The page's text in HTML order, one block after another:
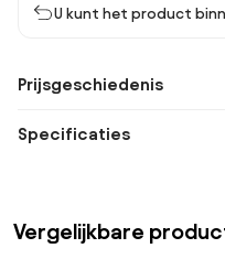
U kunt het product
Prijsgeschiedenis
Specificaties
Vergelijkbare